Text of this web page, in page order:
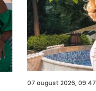
07 august 2026, 09:47